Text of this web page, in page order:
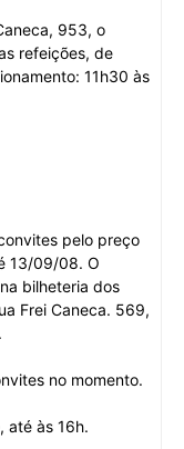
953, o
refeições, de
11h30 às
pelo preço
13/09/08. O
bilheteria dos
Frei Caneca. 569,
.
no momento.
até às 16h.